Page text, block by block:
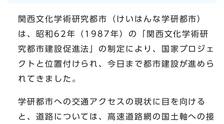
関西文化学術研究都市（けいはんな学研都市）
は、昭和62年（1987年）の「関西文化学術研
究都市建設促進法」の制定により、国家プロジェ
クトと位置付けられ、今日まで都市建設が進めら
れてきました。
学研都市への交通アクセスの現状に目を向ける
と、道路については、高速道路網の国土軸への接